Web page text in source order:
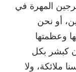
المهرة في
أو نحن
وعظمتها
كبشر بكل
ملائكة، ولا